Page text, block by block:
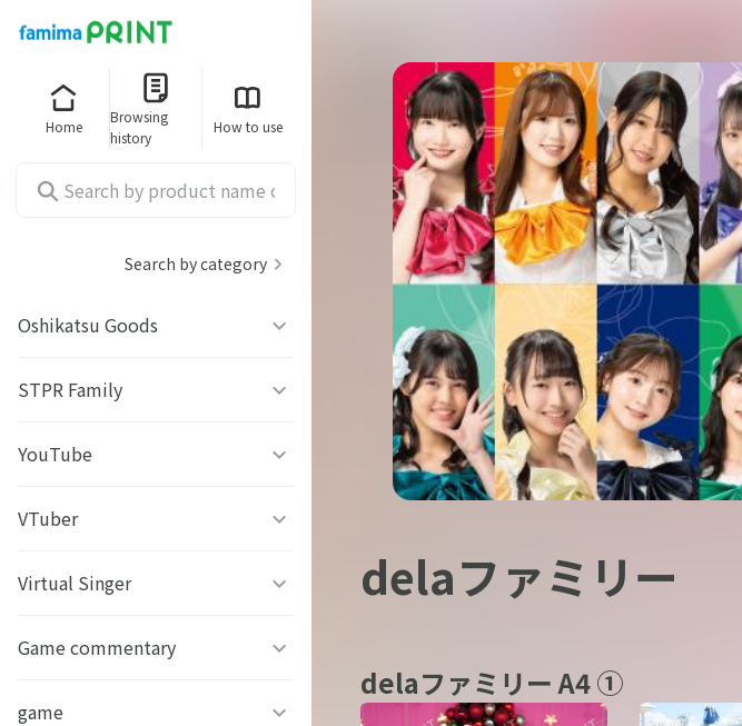
Home
Browsing
history
How to use
Search by category
Oshikatsu Goods
うちわシール
ファミッペ
うちわ背景
写真撮影背景
うちわ文字プリント
GIFUSHO 岐阜県立岐阜商
STPR Family
AMPTAKｘCOLORS
すとぷり
すにすて - SneakerStep
めておら - Meteorites -
騎士X - Knight X -
YouTube
ねこほうチャンネル
ぼくたちのあそびば
ププ
豆柴富とのふたり暮らし
VTuber
VASE
クラーテイル
ななし学園 方言研究会
Virtual Singer
TOKYO6キャラクターズ
Game commentary
アマル
game
delaファミリー
delaファミリー A4 ①